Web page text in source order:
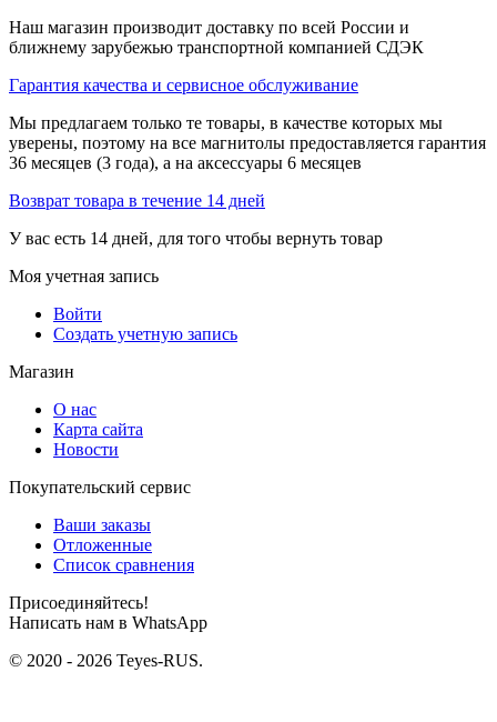
Наш магазин производит доставку по всей России и
ближнему зарубежью транспортной компанией СДЭК
Гарантия качества и сервисное обслуживание
Мы предлагаем только те товары, в качестве которых мы
уверены, поэтому на все магнитолы предоставляется гарантия
36 месяцев (3 года), а на аксессуары 6 месяцев
Возврат товара в течение 14 дней
У вас есть 14 дней, для того чтобы вернуть товар
Моя учетная запись
Войти
Создать учетную запись
Магазин
О нас
Карта сайта
Новости
Покупательский сервис
Ваши заказы
Отложенные
Список сравнения
Присоединяйтесь!
Написать нам в WhatsApp
© 2020 - 2026 Teyes-RUS.